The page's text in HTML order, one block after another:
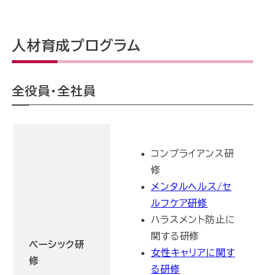
人材育成プログラム
全役員・全社員
ベーシック研
修
コンプライアンス研
修
メンタルヘルス/セ
ルフケア研修
ハラスメント防止に
関する研修
女性キャリアに関す
る研修